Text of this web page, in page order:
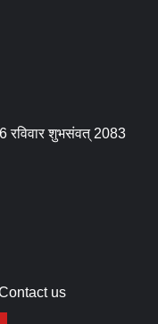
शुभसंवत् 2083
us